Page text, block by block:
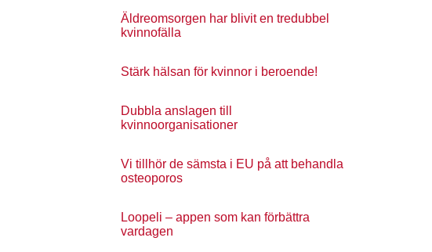
Äldreomsorgen har blivit en tredubbel
kvinnofälla
Stärk hälsan för kvinnor i beroende!
Dubbla anslagen till
kvinnoorganisationer
Vi tillhör de sämsta i EU på att behandla
osteoporos
Loopeli – appen som kan förbättra
vardagen